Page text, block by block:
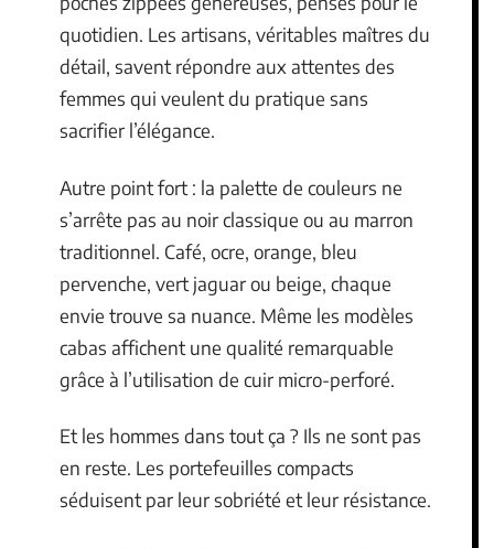
quotidien. Les artisans, véritables maîtres du
détail, savent répondre aux attentes des
femmes qui veulent du pratique sans
sacrifier l’élégance.
Autre point fort : la palette de couleurs ne
s’arrête pas au noir classique ou au marron
traditionnel. Café, ocre, orange, bleu
pervenche, vert jaguar ou beige, chaque
envie trouve sa nuance. Même les modèles
cabas affichent une qualité remarquable
grâce à l’utilisation de cuir micro-perforé.
Et les hommes dans tout ça ? Ils ne sont pas
en reste. Les portefeuilles compacts
séduisent par leur sobriété et leur résistance.